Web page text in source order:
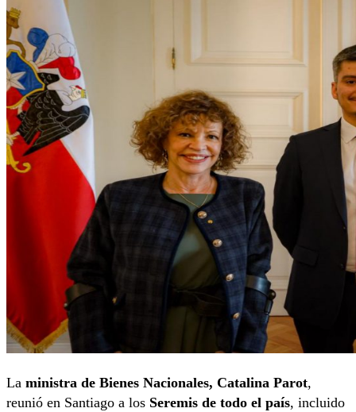
La ministra de Bienes Nacionales, Catalina Parot,
reunió en Santiago a los Seremis de todo el país, incluido